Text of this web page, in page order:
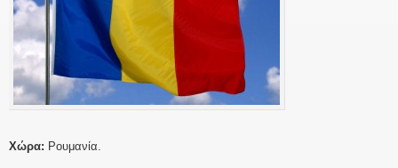
Χώρα: Ρουμανία.